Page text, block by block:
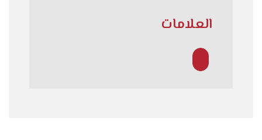
العلامات